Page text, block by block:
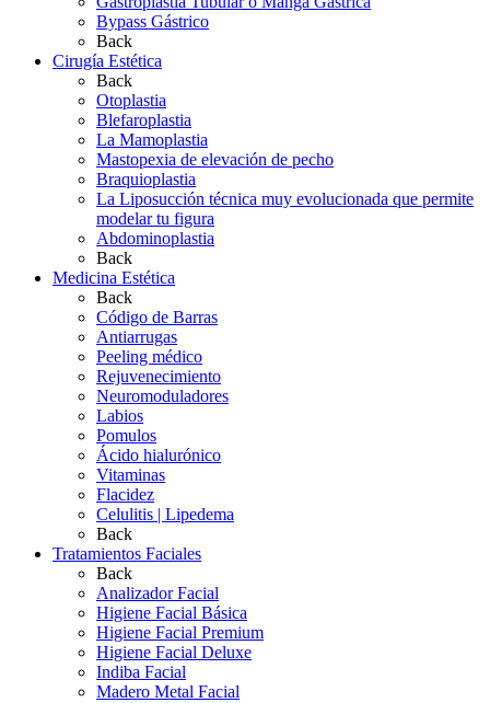
Bypass Gástrico
Back
Cirugía Estética
Back
Otoplastia
Blefaroplastia
La Mamoplastia
Mastopexia de elevación de pecho
Braquioplastia
La Liposucción técnica muy evolucionada que permite
modelar tu figura
Abdominoplastia
Back
Medicina Estética
Back
Código de Barras
Antiarrugas
Peeling médico
Rejuvenecimiento
Neuromoduladores
Labios
Pomulos
Ácido hialurónico
Vitaminas
Flacidez
Celulitis | Lipedema
Back
Tratamientos Faciales
Back
Analizador Facial
Higiene Facial Básica
Higiene Facial Premium
Higiene Facial Deluxe
Indiba Facial
Madero Metal Facial